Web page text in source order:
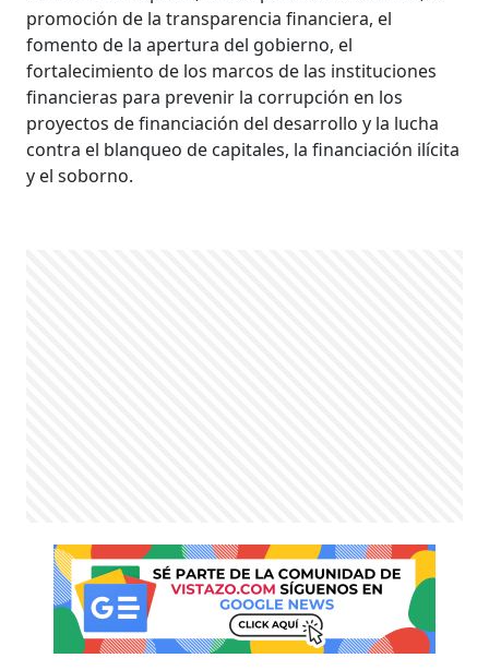
promoción de la transparencia financiera, el
fomento de la apertura del gobierno, el
fortalecimiento de los marcos de las instituciones
financieras para prevenir la corrupción en los
proyectos de financiación del desarrollo y la lucha
contra el blanqueo de capitales, la financiación ilícita
y el soborno.